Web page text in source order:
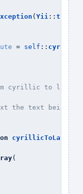
(Yii ::t
= self ::
cyrillic to latin
the text being
cyrillicToLatin
(